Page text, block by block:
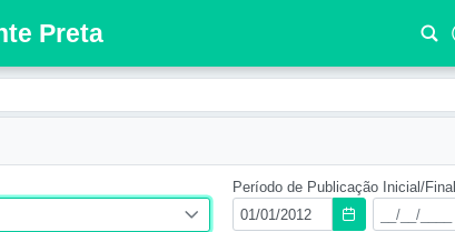
Preta
Período de Publicação Inicial/Final